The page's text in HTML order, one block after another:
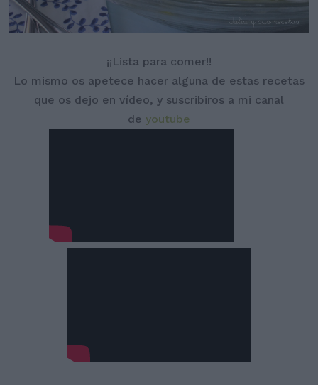
¡¡Lista para comer!!
Lo mismo os apetece hacer alguna de estas recetas
que os dejo en vídeo, y suscribiros a mi canal
de youtube